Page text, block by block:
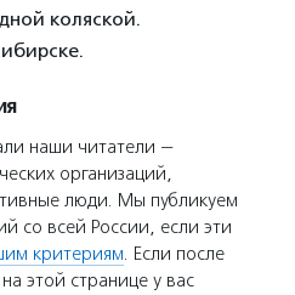
коляской.
наши читатели —
организаций,
люди. Мы публикуем
со всей России, если эти
критериям. Если после
этой странице у вас